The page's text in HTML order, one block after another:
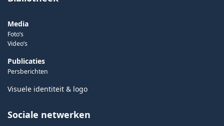
Media
Foto’s
Video’s
Publicaties
Persberichten
Visuele identiteit & logo
Sociale netwerken